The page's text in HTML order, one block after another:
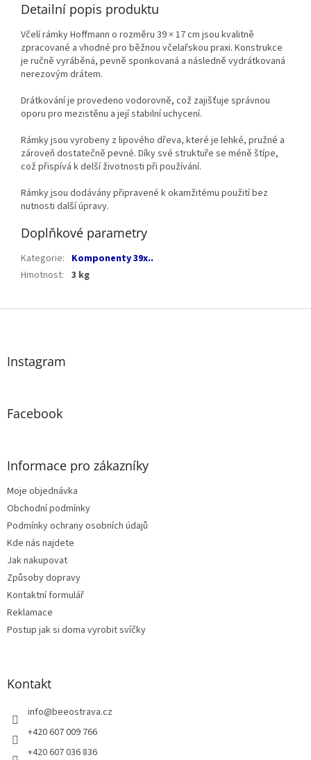
Detailní popis produktu
Včelí rámky Hoffmann o rozměru 39 × 17 cm jsou kvalitně
zpracované a vhodné pro běžnou včelařskou praxi. Konstrukce
je ručně vyráběná, pevně sponkovaná a následně vydrátkovaná
nerezovým drátem.
Drátkování je provedeno vodorovně, což zajišťuje správnou
oporu pro mezistěnu a její stabilní uchycení.
Rámky jsou vyrobeny z lipového dřeva, které je lehké, pružné a
zároveň dostatečně pevné. Díky své struktuře se méně štípe,
což přispívá k delší životnosti při používání.
Rámky jsou dodávány připravené k okamžitému použití bez
nutnosti další úpravy.
Doplňkové parametry
Kategorie: Komponenty 39x..
Hmotnost: 3 kg
Z
Instagram
Facebook
Informace pro zákazníky
Moje objednávka
Obchodní podmínky
Podmínky ochrany osobních údajů
Kde nás najdete
Jak nakupovat
Způsoby dopravy
Kontaktní formulář
Reklamace
Postup jak si doma vyrobit svíčky
Kontakt
info@beeostrava.cz
+420 607 009 766
+420 607 036 836